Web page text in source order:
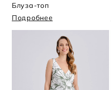
Блуза-топ
Подробнее